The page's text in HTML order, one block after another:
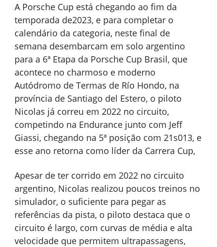
A Porsche Cup está chegando ao fim da
temporada de2023, e para completar o
calendário da categoria, neste final de
semana desembarcam em solo argentino
para a 6ª Etapa da Porsche Cup Brasil, que
acontece no charmoso e moderno
Autódromo de Termas de Río Hondo, na
província de Santiago del Estero, o piloto
Nicolas já correu em 2022 no circuito,
competindo na Endurance junto com Jeff
Giassi, chegando na 5ª posição com 21s013, e
esse ano retorna como líder da Carrera Cup,
Apesar de ter corrido em 2022 no circuito
argentino, Nicolas realizou poucos treinos no
simulador, o suficiente para pegar as
referências da pista, o piloto destaca que o
circuito é largo, com curvas de média e alta
velocidade que permitem ultrapassagens,